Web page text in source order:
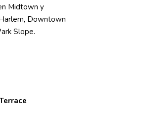
Midtown y
Downtown
Slope.